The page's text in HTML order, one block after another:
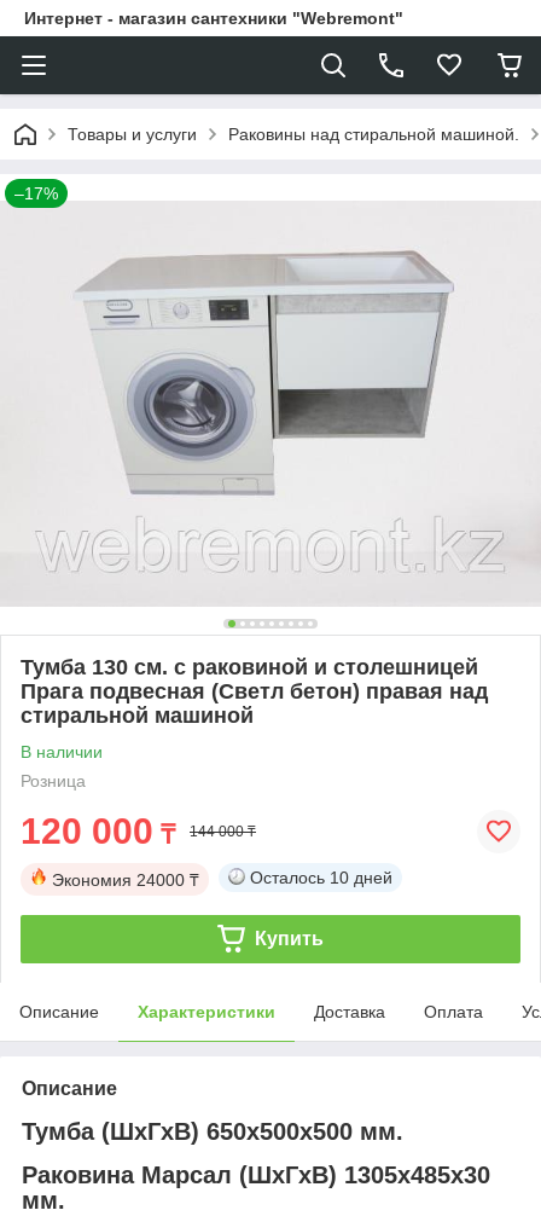
Интернет - магазин сантехники "Webremont"
Товары и услуги Раковины над стиральной машиной.
–17%
Тумба 130 см. с раковиной и столешницей
Прага подвесная (Светл бетон) правая над
стиральной машиной
В наличии
Розница
120 000 ₸ 144 000 ₸
Экономия 24000 ₸ Осталось 10 дней
Купить
Описание Характеристики Доставка Оплата
Описание
Тумба (ШхГхВ) 650х500х500 мм.
Раковина Марсал (ШхГхВ) 1305х485х30
мм.